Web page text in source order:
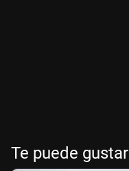
Te puede gustar